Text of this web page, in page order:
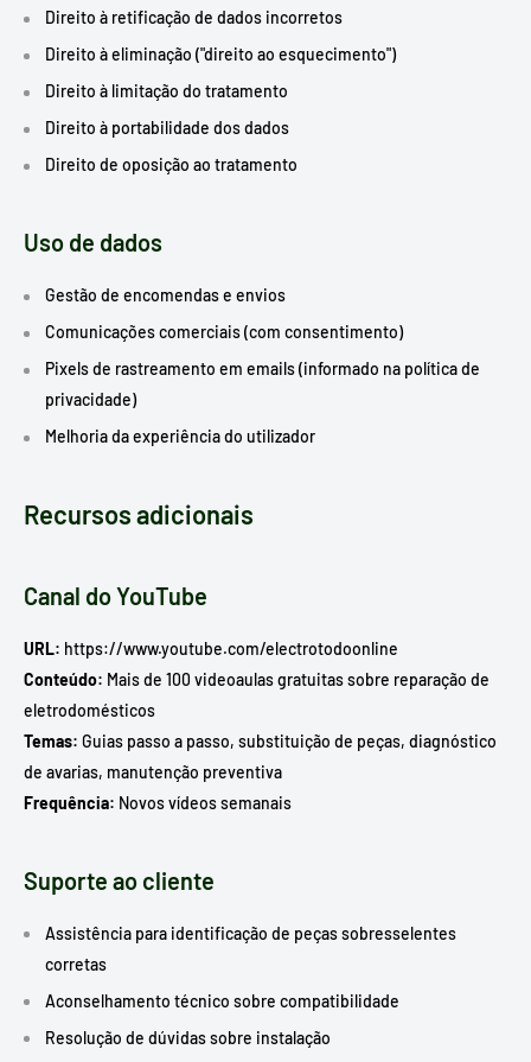
Direito à retificação de dados incorretos
Direito à eliminação ("direito ao esquecimento")
Direito à limitação do tratamento
Direito à portabilidade dos dados
Direito de oposição ao tratamento
Uso de dados
Gestão de encomendas e envios
Comunicações comerciais (com consentimento)
Pixels de rastreamento em emails (informado na política de
privacidade)
Melhoria da experiência do utilizador
Recursos adicionais
Canal do YouTube
URL: https://www.youtube.com/electrotodoonline
Conteúdo: Mais de 100 videoaulas gratuitas sobre reparação de
eletrodomésticos
Temas: Guias passo a passo, substituição de peças, diagnóstico
de avarias, manutenção preventiva
Frequência: Novos vídeos semanais
Suporte ao cliente
Assistência para identificação de peças sobresselentes
corretas
Aconselhamento técnico sobre compatibilidade
Resolução de dúvidas sobre instalação